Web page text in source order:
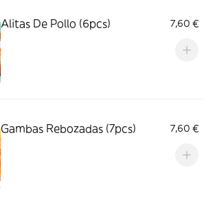
Alitas De Pollo (6pcs) 7,60 €
Gambas Rebozadas (7pcs) 7,60 €